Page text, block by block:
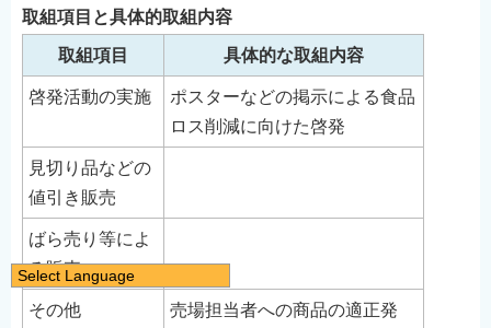
取組項目と具体的取組内容
取組項目 具体的な取組内容
啓発活動の実施
ポスターなどの掲示による食品
ロス削減に向けた啓発
見切り品などの
値引き販売
ばら売り等によ
る販売
その他
売場担当者への商品の適正発
Select Language
日本語